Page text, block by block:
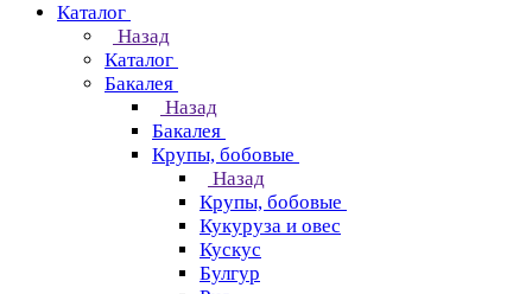
Каталог
Назад
Каталог
Бакалея
Назад
Бакалея
Крупы, бобовые
Назад
Крупы, бобовые
Кукуруза и овес
Кускус
Булгур